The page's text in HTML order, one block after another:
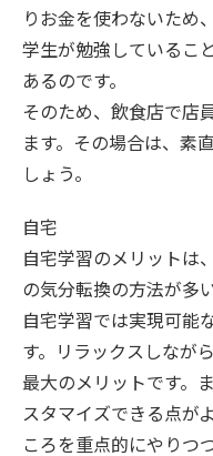
りお金を使わないため
学生が勉強しているこ
あるのです。
そのため、飲食店で店
ます。その場合は、素
しょう。
自宅
自宅学習のメリットは
の気分転換の方法が多
自宅学習では実現可能
す。リラックスしなが
最大のメリットです。
スタマイズできる点が
ころを重点的にやりつ